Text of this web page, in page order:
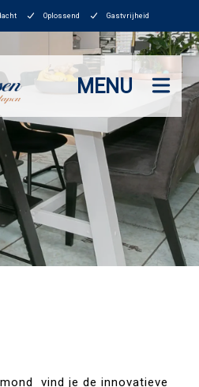
Oplossend Gastvrijheid
MENU
vind je de innovatieve